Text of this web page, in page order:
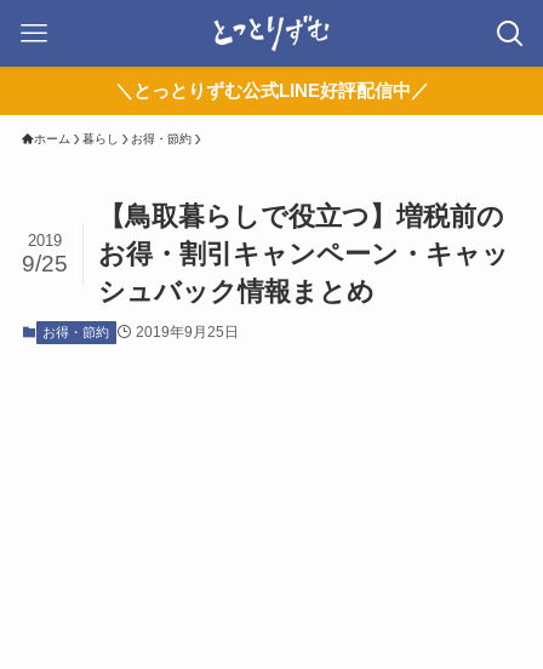
＼とっとりずむ公式LINE好評配信中／
ホーム 暮らし お得・節約
【鳥取暮らしで役立つ】増税前の
お得・割引キャンペーン・キャッ
シュバック情報まとめ
2019
9/25
お得・節約 2019年9月25日